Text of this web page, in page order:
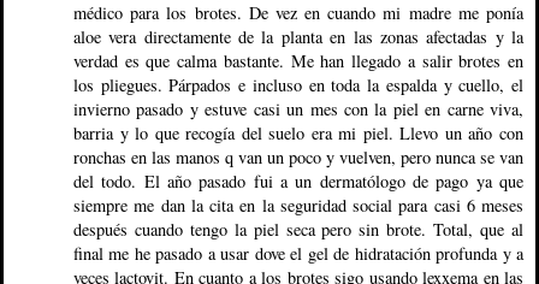
médico para los brotes. De vez en cuando mi madre me ponía
aloe vera directamente de la planta en las zonas afectadas y la
verdad es que calma bastante. Me han llegado a salir brotes en
los pliegues. Párpados e incluso en toda la espalda y cuello, el
invierno pasado y estuve casi un mes con la piel en carne viva,
barria y lo que recogía del suelo era mi piel. Llevo un año con
ronchas en las manos q van un poco y vuelven, pero nunca se van
del todo. El año pasado fui a un dermatólogo de pago ya que
siempre me dan la cita en la seguridad social para casi 6 meses
después cuando tengo la piel seca pero sin brote. Total, que al
final me he pasado a usar dove el gel de hidratación profunda y a
veces lactovit. En cuanto a los brotes sigo usando lexxema en las